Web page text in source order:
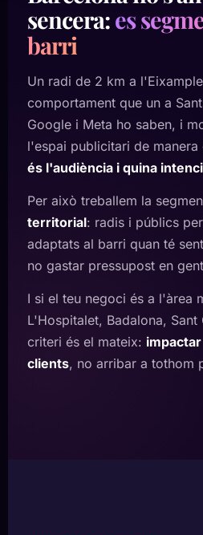
sencera:es
barri
Un radi de 2 km a
comportament que un a
Google i Meta ho saben, i
l'espai publicitari de
és l'audiència i quina
Per això treballem la
territorial: radis i públics
adaptats al barri quan té
no gastar pressupost en
I si el teu negoci és a l'àrea
L'Hospitalet, Badalona,
criteri és el mateix:
clients, no arribar a tothom